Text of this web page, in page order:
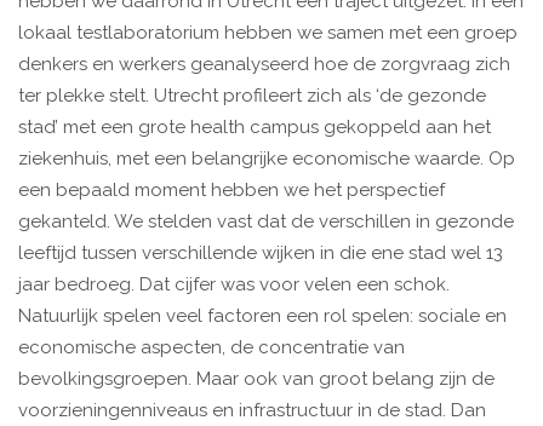
lokaal testlaboratorium hebben we samen met een groep
denkers en werkers geanalyseerd hoe de zorgvraag zich
ter plekke stelt. Utrecht profileert zich als ‘de gezonde
stad’ met een grote health campus gekoppeld aan het
ziekenhuis, met een belangrijke economische waarde. Op
een bepaald moment hebben we het perspectief
gekanteld. We stelden vast dat de verschillen in gezonde
leeftijd tussen verschillende wijken in die ene stad wel 13
jaar bedroeg. Dat cijfer was voor velen een schok.
Natuurlijk spelen veel factoren een rol spelen: sociale en
economische aspecten, de concentratie van
bevolkingsgroepen. Maar ook van groot belang zijn de
voorzieningenniveaus en infrastructuur in de stad. Dan